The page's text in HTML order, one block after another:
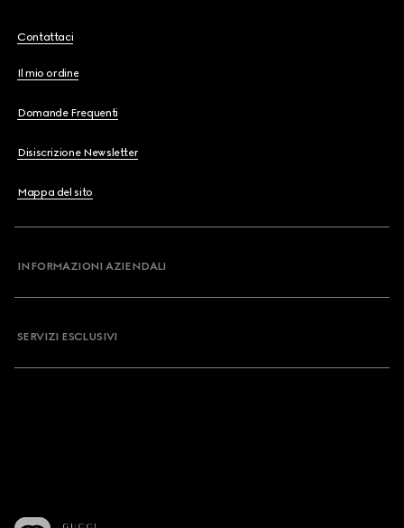
Contattaci
Il mio ordine
Domande Frequenti
Disiscrizione Newsletter
Mappa del sito
INFORMAZIONI AZIENDALI
SERVIZI ESCLUSIVI